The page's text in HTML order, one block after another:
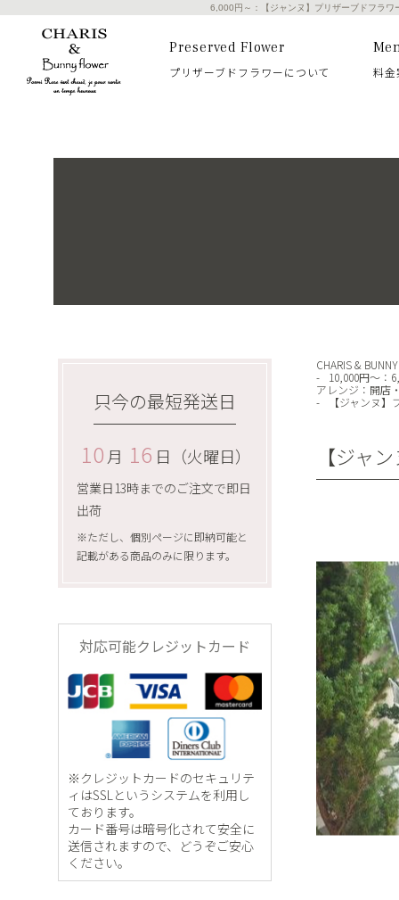
6,000円～：【ジャンヌ】プリザーブドフラワ
Preserved Flower
プリザーブドフラワーについて 料
CHARIS &
10,000円～ ：
アレンジ ： 開店
【ジャンヌ
【ジャ
只今の最短発送日
10 月 16 日（火曜日）
営業日13時までのご注文で即日
出荷
※ただし、個別ページに即納可能と
記載がある商品のみに限ります。
対応可能クレジットカード
※クレジットカードのセキュリテ
ィはSSLというシステムを利用し
ております。
カード番号は暗号化されて安全に
送信されますので、どうぞご安心
ください。